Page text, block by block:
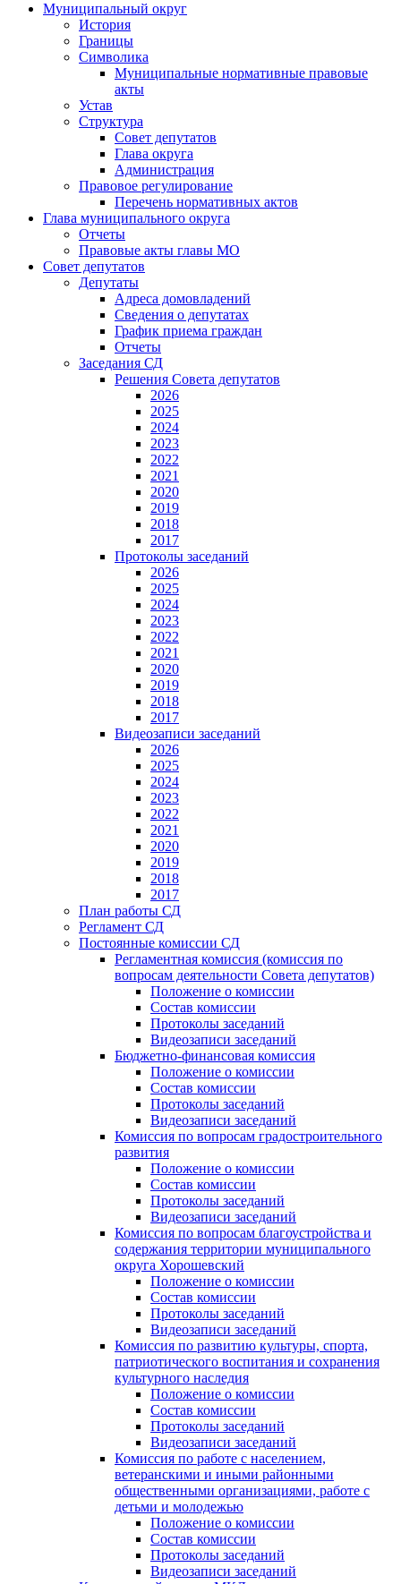
Муниципальный округ
История
Границы
Символика
Муниципальные нормативные правовые
акты
Устав
Структура
Совет депутатов
Глава округа
Администрация
Правовое регулирование
Перечень нормативных актов
Глава муниципального округа
Отчеты
Правовые акты главы МО
Совет депутатов
Депутаты
Адреса домовладений
Сведения о депутатах
График приема граждан
Отчеты
Заседания СД
Решения Совета депутатов
2026
2025
2024
2023
2022
2021
2020
2019
2018
2017
Протоколы заседаний
2026
2025
2024
2023
2022
2021
2020
2019
2018
2017
Видеозаписи заседаний
2026
2025
2024
2023
2022
2021
2020
2019
2018
2017
План работы СД
Регламент СД
Постоянные комиссии СД
Регламентная комиссия (комиссия по
вопросам деятельности Совета депутатов)
Положение о комиссии
Состав комиссии
Протоколы заседаний
Видеозаписи заседаний
Бюджетно-финансовая комиссия
Положение о комиссии
Состав комиссии
Протоколы заседаний
Видеозаписи заседаний
Комиссия по вопросам градостроительного
развития
Положение о комиссии
Состав комиссии
Протоколы заседаний
Видеозаписи заседаний
Комиссия по вопросам благоустройства и
содержания территории муниципального
округа Хорошевский
Положение о комиссии
Состав комиссии
Протоколы заседаний
Видеозаписи заседаний
Комиссия по развитию культуры, спорта,
патриотического воспитания и сохранения
культурного наследия
Положение о комиссии
Состав комиссии
Протоколы заседаний
Видеозаписи заседаний
Комиссия по работе с населением,
ветеранскими и иными районными
общественными организациями, работе с
детьми и молодежью
Положение о комиссии
Состав комиссии
Протоколы заседаний
Видеозаписи заседаний